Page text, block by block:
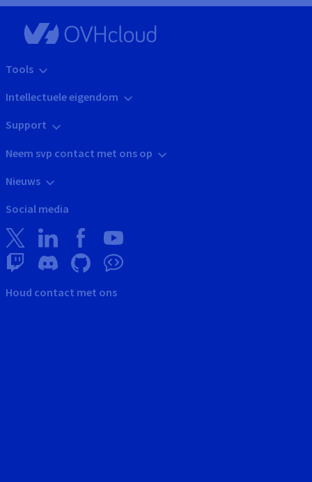
Tools
Intellectuele eigendom
Support
Neem svp contact met ons op
Nieuws
Social media
Houd contact met ons